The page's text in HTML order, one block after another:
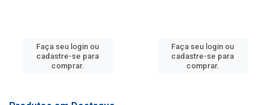
Faça seu login ou
cadastre-se para
comprar.
Faça seu login ou
cadastre-se para
comprar.